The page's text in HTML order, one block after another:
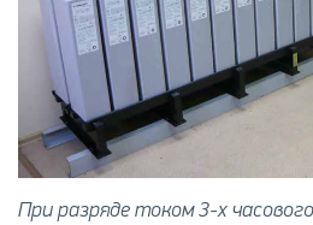
При разряде током 3-х